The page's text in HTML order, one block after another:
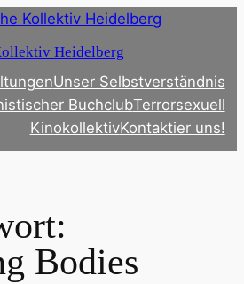
Heidelberg
Unser Selbstverständnis
BuchclubTerrorsexuell
KinokollektivKontaktier uns!
Bodies